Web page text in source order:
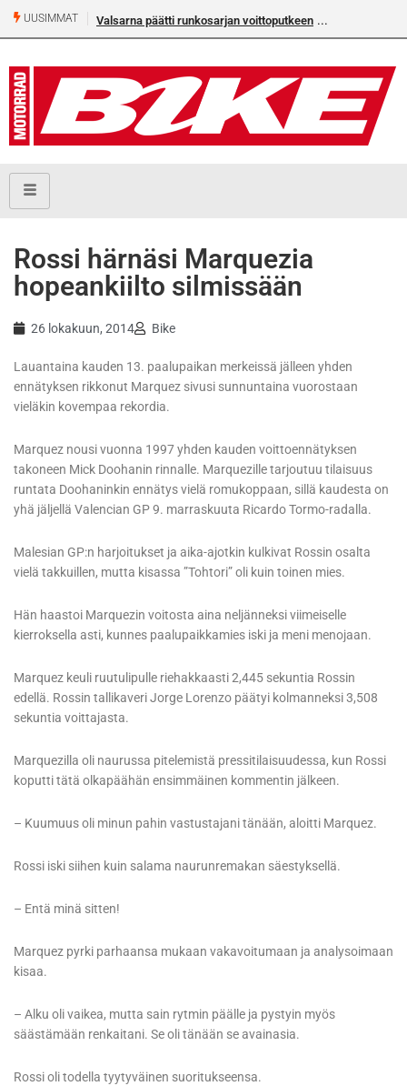
UUSIMMAT Valsarna päätti runkosarjan voittoputkeen
Rossi härnäsi Marquezia
hopeankiilto silmissään
26 lokakuun, 2014 Bike
Lauantaina kauden 13. paalupaikan merkeissä jälleen yhden
ennätyksen rikkonut Marquez sivusi sunnuntaina vuorostaan
vieläkin kovempaa rekordia.
Marquez nousi vuonna 1997 yhden kauden voittoennätyksen
takoneen Mick Doohanin rinnalle. Marquezille tarjoutuu tilaisuus
runtata Doohaninkin ennätys vielä romukoppaan, sillä kaudesta on
yhä jäljellä Valencian GP 9. marraskuuta Ricardo Tormo-radalla.
Malesian GP:n harjoitukset ja aika-ajotkin kulkivat Rossin osalta
vielä takkuillen, mutta kisassa ”Tohtori” oli kuin toinen mies.
Hän haastoi Marquezin voitosta aina neljänneksi viimeiselle
kierroksella asti, kunnes paalupaikkamies iski ja meni menojaan.
Marquez keuli ruutulipulle riehakkaasti 2,445 sekuntia Rossin
edellä. Rossin tallikaveri Jorge Lorenzo päätyi kolmanneksi 3,508
sekuntia voittajasta.
Marquezilla oli naurussa pitelemistä pressitilaisuudessa, kun Rossi
koputti tätä olkapäähän ensimmäinen kommentin jälkeen.
– Kuumuus oli minun pahin vastustajani tänään, aloitti Marquez.
Rossi iski siihen kuin salama naurunremakan säestyksellä.
– Entä minä sitten!
Marquez pyrki parhaansa mukaan vakavoitumaan ja analysoimaan
kisaa.
– Alku oli vaikea, mutta sain rytmin päälle ja pystyin myös
säästämään renkaitani. Se oli tänään se avainasia.
Rossi oli todella tyytyväinen suoritukseensa.